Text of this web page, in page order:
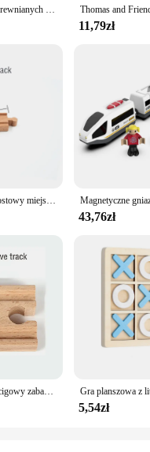
Wszystkie rodzaje drewnianych torów Akcesoria Bukowe drewniane części torów kolejowych pasują do markowych drewnianych torów Zabawki na prezenty dla dzieci
11,79zł
Drewniany tunel mostowy miejski wiadukt kolejowy samochód zabawkowy połączony tor kolejowy drewniane akcesoria bukowy gramofon do DII
43,76zł
Drewniany tor wyścigowy zabawka akcesoria do kolejek Multi luzem prosty most zestaw pociągów Slot zabawki ekspansja edukacja działania dla dzieci
5,54zł